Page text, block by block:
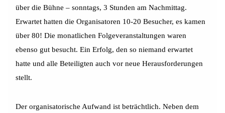
über die Bühne – sonntags, 3 Stunden am Nachmittag.
Erwartet hatten die Organisatoren 10-20 Besucher, es kamen
über 80! Die monatlichen Folgeveranstaltungen waren
ebenso gut besucht. Ein Erfolg, den so niemand erwartet
hatte und alle Beteiligten auch vor neue Herausforderungen
stellt.
Der organisatorische Aufwand ist beträchtlich. Neben dem